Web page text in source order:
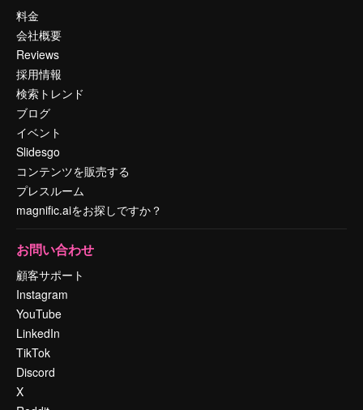
料金
会社概要
Reviews
採用情報
検索トレンド
ブログ
イベント
Slidesgo
コンテンツを販売する
プレスルーム
magnific.aiをお探しですか？
お問い合わせ
顧客サポート
Instagram
YouTube
LinkedIn
TikTok
Discord
X